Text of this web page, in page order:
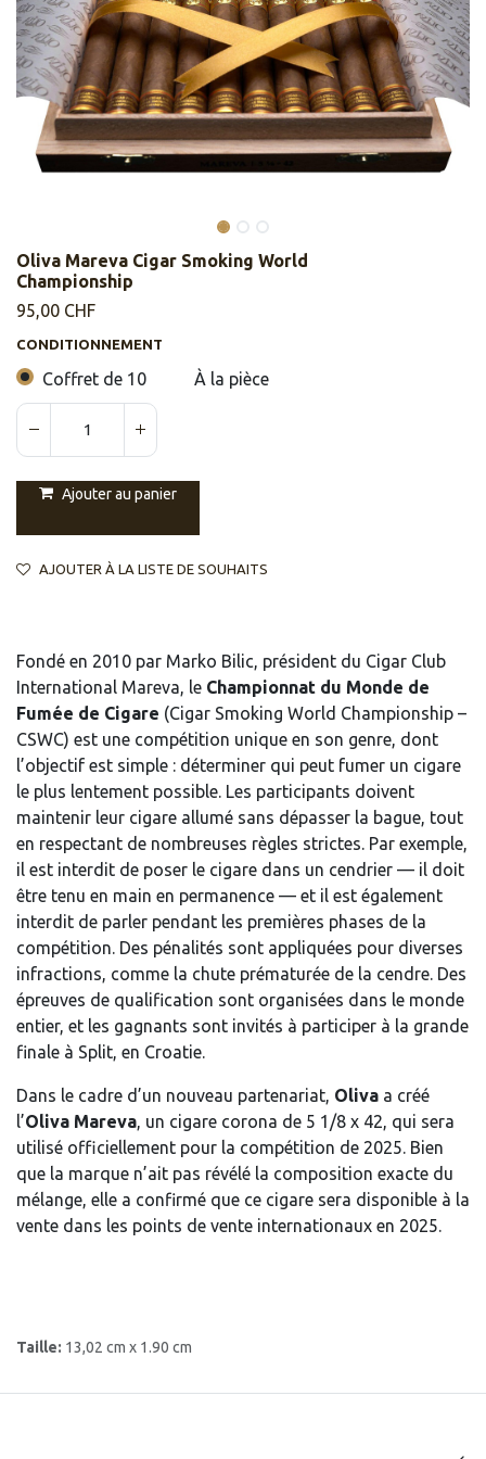
Oliva Mareva Cigar Smoking World
Championship
95,00 CHF
CONDITIONNEMENT
Coffret de 10 À la pièce
Ajouter au panier
AJOUTER À LA LISTE DE SOUHAITS
Fondé en 2010 par Marko Bilic, président du Cigar Club
International Mareva, le Championnat du Monde de
Fumée de Cigare (Cigar Smoking World Championship –
CSWC) est une compétition unique en son genre, dont
l’objectif est simple : déterminer qui peut fumer un cigare
le plus lentement possible. Les participants doivent
maintenir leur cigare allumé sans dépasser la bague, tout
en respectant de nombreuses règles strictes. Par exemple,
il est interdit de poser le cigare dans un cendrier — il doit
être tenu en main en permanence — et il est également
interdit de parler pendant les premières phases de la
compétition. Des pénalités sont appliquées pour diverses
infractions, comme la chute prématurée de la cendre. Des
épreuves de qualification sont organisées dans le monde
entier, et les gagnants sont invités à participer à la grande
finale à Split, en Croatie.
Dans le cadre d’un nouveau partenariat, Oliva a créé
l’Oliva Mareva, un cigare corona de 5 1/8 x 42, qui sera
utilisé officiellement pour la compétition de 2025. Bien
que la marque n’ait pas révélé la composition exacte du
mélange, elle a confirmé que ce cigare sera disponible à la
vente dans les points de vente internationaux en 2025.
Taille: 13,02 cm x 1.90 cm